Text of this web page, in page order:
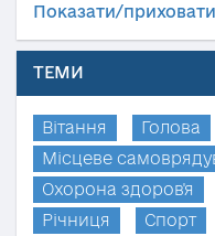
Показати/приховати
ТЕМИ
Вітання Голова
Місцеве
Охорона здоров'я
Річниця
Спорт